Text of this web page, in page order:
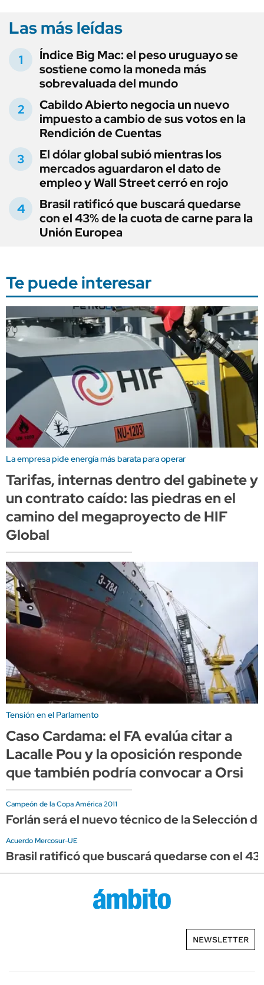
Las más leídas
Índice Big Mac: el peso uruguayo se
sostiene como la moneda más
sobrevaluada del mundo
Cabildo Abierto negocia un nuevo
impuesto a cambio de sus votos en la
Rendición de Cuentas
El dólar global subió mientras los
mercados aguardaron el dato de
empleo y Wall Street cerró en rojo
Brasil ratificó que buscará quedarse
con el 43% de la cuota de carne para la
Unión Europea
Te puede interesar
La empresa pide energía más barata para operar
Tarifas, internas dentro del gabinete y
un contrato caído: las piedras en el
camino del megaproyecto de HIF
Global
Tensión en el Parlamento
Caso Cardama: el FA evalúa citar a
Lacalle Pou y la oposición responde
que también podría convocar a Orsi
Campeón de la Copa América 2011
Forlán será el nuevo técnico de la Selección
Acuerdo Mercosur-UE
Brasil ratificó que buscará quedarse con el
NEWSLETTER